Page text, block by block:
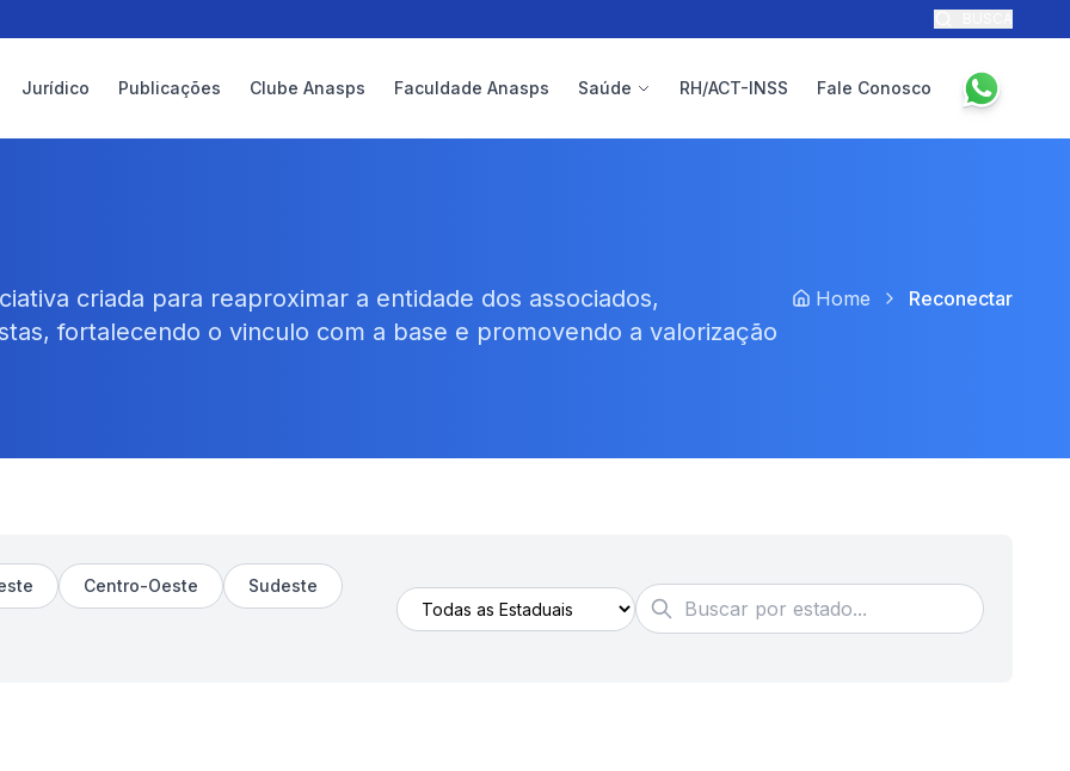
Jurídico Publicações Clube Anasps Faculdade Anasps Saúde RH/ACT-INSS Fale Conosco
criada para reaproximar a entidade dos associados,
fortalecendo o vinculo com a base e promovendo a valorização
Home Reconectar
Centro-Oeste Sudeste